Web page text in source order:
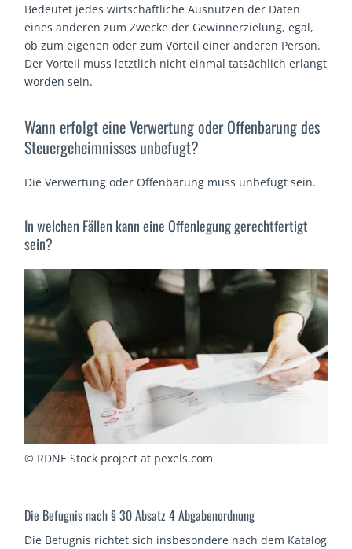
Bedeutet jedes wirtschaftliche Ausnutzen der Daten
eines anderen zum Zwecke der Gewinnerzielung, egal,
ob zum eigenen oder zum Vorteil einer anderen Person.
Der Vorteil muss letztlich nicht einmal tatsächlich erlangt
worden sein.
Wann erfolgt eine Verwertung oder Offenbarung des
Steuergeheimnisses unbefugt?
Die Verwertung oder Offenbarung muss unbefugt sein.
In welchen Fällen kann eine Offenlegung gerechtfertigt
sein?
© RDNE Stock project at pexels.com
Die Befugnis nach § 30 Absatz 4 Abgabenordnung
Die Befugnis richtet sich insbesondere nach dem Katalog